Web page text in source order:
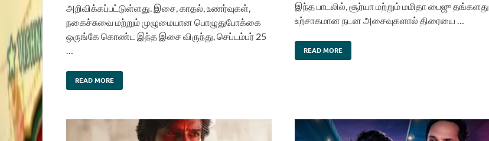
அறிவிக்கப்பட்டுள்ளது. இசை, காதல், உணர்வுகள்,
நகைச்சுவை மற்றும் முழுமையான பொழுதுபோக்கை
ஒருங்கே கொண்ட இந்த இசை விருந்து, செப்டம்பர் 25
…
READ MORE
இந்த பாடலில், சூர்யா மற்றும் மமிதா பைஜு தங்களது
உற்சாகமான நடன அசைவுகளால் திரையை …
READ MORE